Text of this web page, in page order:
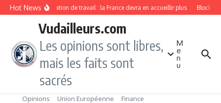
Aller au contenu
Hot NewsImmigration de travail : la France devra en accueillir plus
Vudailleurs.com
Les opinions sont libres,
mais les faits sont
sacrés
M
e
n
u
Opinions Union Européenne
Finance